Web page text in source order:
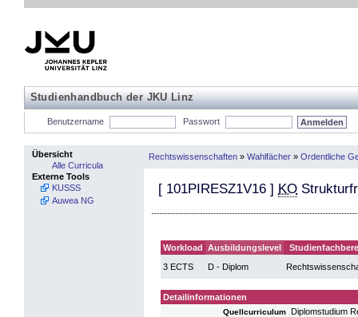
Studienhandbuch der JKU Linz
Benutzername Passwort
Übersicht
Alle Curricula
Externe Tools
KUSSS
Auwea NG
Rechtswissenschaften » Wahlfächer » Ordentliche
[ 101PIRESZ1V16 ] KO
Workload Ausbildungslevel
3 ECTS
D - Diplom
Detailinformationen
Quellcurriculum Diplomstudium